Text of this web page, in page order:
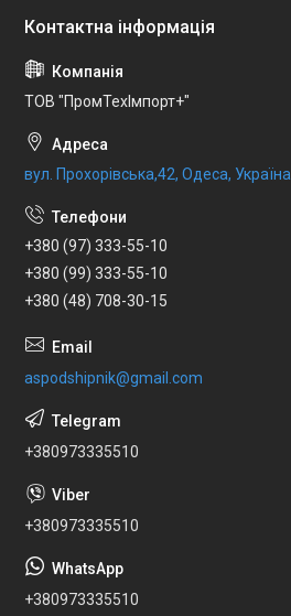
ТОВ "ПромТехІмпорт+"
вул. Прохорівська,42, Одеса, Україна
+380 (97) 333-55-10
+380 (99) 333-55-10
+380 (48) 708-30-15
aspodshipnik@gmail.com
+380973335510
+380973335510
+380973335510